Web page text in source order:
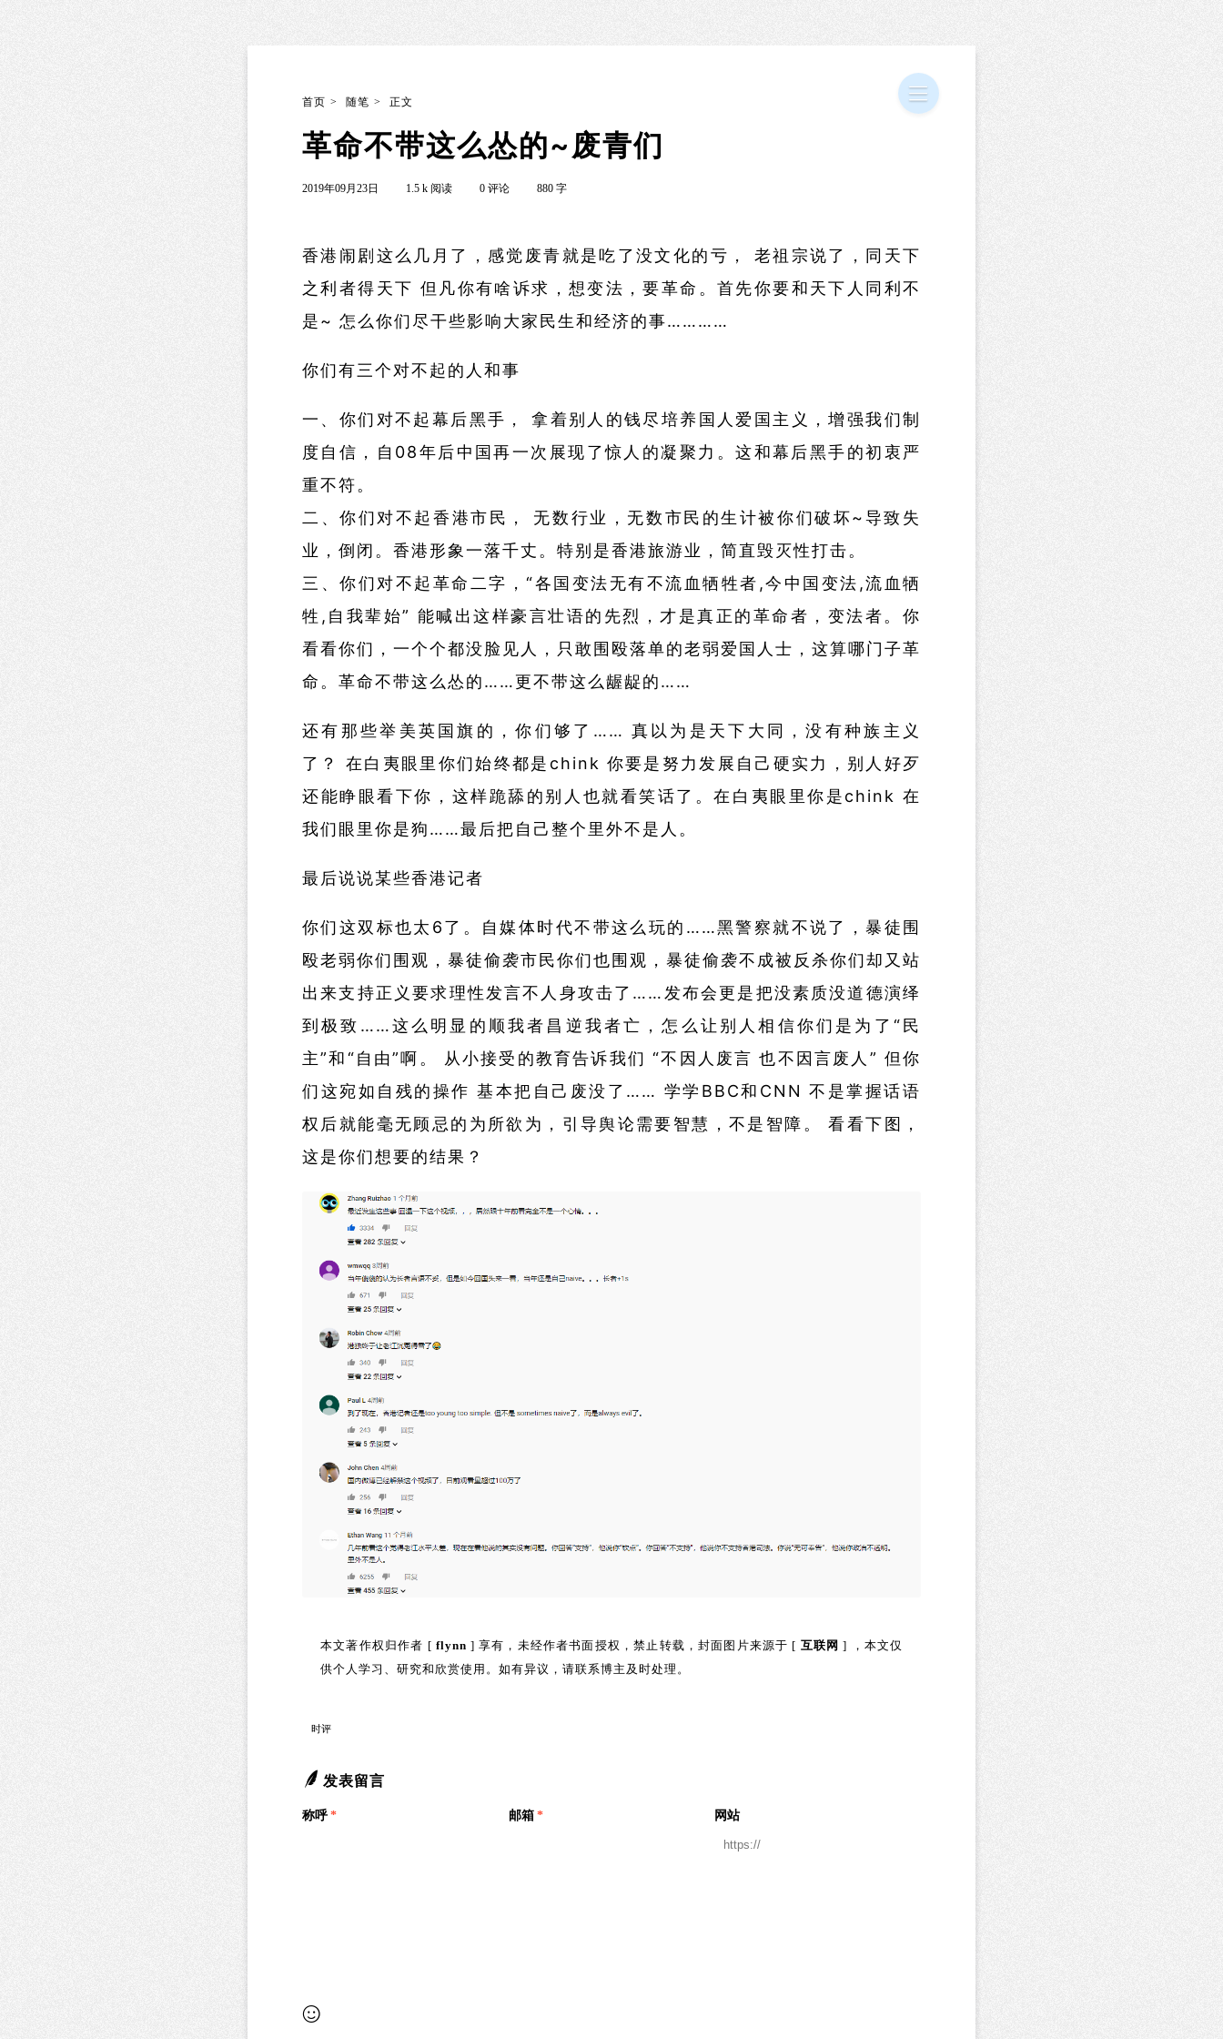
首页 > 随笔 > 正文
革命不带这么怂的~废青们
2019年09月23日 1.5 k 阅读 0 评论 880 字
香港闹剧这么几月了，感觉废青就是吃了没文化的亏， 老祖宗说了，同天下
之利者得天下 但凡你有啥诉求，想变法，要革命。首先你要和天下人同利不
是~ 怎么你们尽干些影响大家民生和经济的事…………
你们有三个对不起的人和事
一、你们对不起幕后黑手， 拿着别人的钱尽培养国人爱国主义，增强我们制
度自信，自08年后中国再一次展现了惊人的凝聚力。这和幕后黑手的初衷严
重不符。
二、你们对不起香港市民， 无数行业，无数市民的生计被你们破坏~导致失
业，倒闭。香港形象一落千丈。特别是香港旅游业，简直毁灭性打击。
三、你们对不起革命二字，“各国变法无有不流血牺牲者,今中国变法,流血牺
牲,自我辈始” 能喊出这样豪言壮语的先烈，才是真正的革命者，变法者。你
看看你们，一个个都没脸见人，只敢围殴落单的老弱爱国人士，这算哪门子革
命。革命不带这么怂的……更不带这么龌龊的……
还有那些举美英国旗的，你们够了…… 真以为是天下大同，没有种族主义
了？ 在白夷眼里你们始终都是chink 你要是努力发展自己硬实力，别人好歹
还能睁眼看下你，这样跪舔的别人也就看笑话了。在白夷眼里你是chink 在
我们眼里你是狗……最后把自己整个里外不是人。
最后说说某些香港记者
你们这双标也太6了。自媒体时代不带这么玩的……黑警察就不说了，暴徒围
殴老弱你们围观，暴徒偷袭市民你们也围观，暴徒偷袭不成被反杀你们却又站
出来支持正义要求理性发言不人身攻击了……发布会更是把没素质没道德演绎
到极致……这么明显的顺我者昌逆我者亡，怎么让别人相信你们是为了“民
主”和“自由”啊。 从小接受的教育告诉我们 “不因人废言 也不因言废人” 但你
们这宛如自残的操作 基本把自己废没了…… 学学BBC和CNN 不是掌握话语
权后就能毫无顾忌的为所欲为，引导舆论需要智慧，不是智障。 看看下图，
这是你们想要的结果？
本文著作权归作者 [ flynn ] 享有，未经作者书面授权，禁止转载，封面图片来源于 [ 互联网 ] ，本文仅
供个人学习、研究和欣赏使用。如有异议，请联系博主及时处理。
时评
发表留言
称呼 * 邮箱 * 网站